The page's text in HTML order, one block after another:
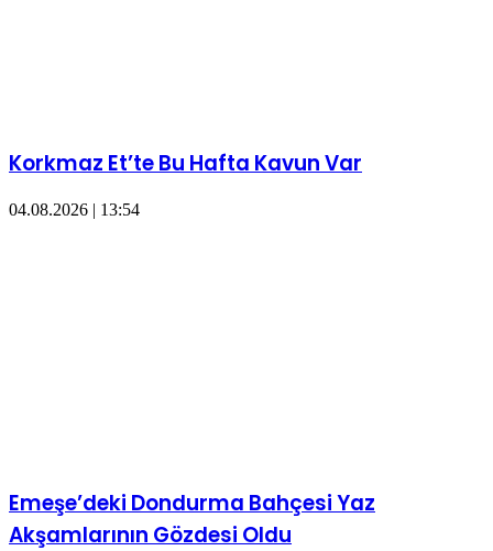
Korkmaz Et’te Bu Hafta Kavun Var
04.08.2026 | 13:54
​​Emeşe’deki Dondurma Bahçesi Yaz
Akşamlarının Gözdesi Oldu